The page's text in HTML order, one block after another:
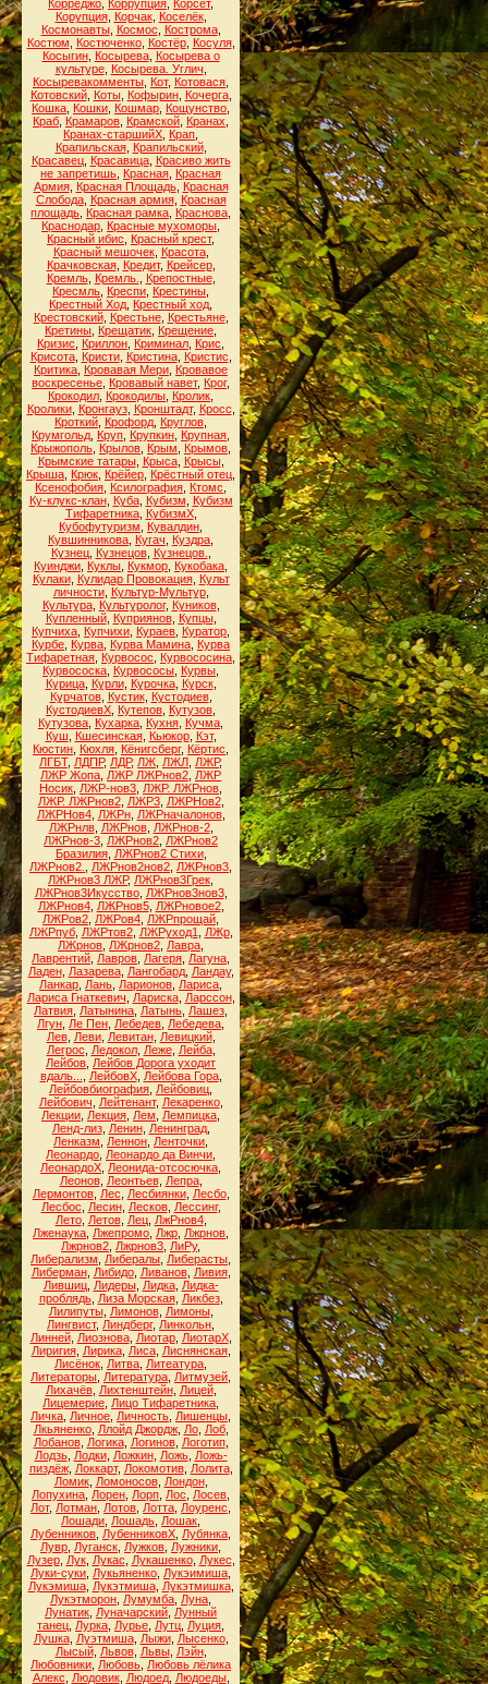
Корреджо Коррупция Корсет,
Корупция, Корчак, Коселёк,
Космонавты, Космос Кострома,
Костюм
Костюченко, Костёр, Косуля,
Косыгин, Косырева, Косырева о
культуре, Косырева. Углич
Косыревакомменты Кот, Котовася
Котовский, Коты, Кофырин, Кочерга,
Кошка Кошки Кошмар Кощунство
Краб Крамаров Крамской Кранах
Кранах-старшийХ Крап
Крапильская, Крапильский,
Красавец, Красавица, Красиво жить
не запретишь Красная Красная
Армия, Красная Площадь, Красная
Слобода, Красная армия, Красная
площадь Красная рамка Краснова
Краснодар Красные мухоморы
Красный ибис
Красный крест,
Красный мешочек, Красота,
Крачковская, Кредит, Крейсер,
Кремль, Кремль. Крепостные,
Кресмль Креспи Крестины
Крестный Ход Крестный ход
Крестовский, Крестьне, Крестьяне,
Кретины Крещатик Крещение
Кризис
Криллон Криминал Крис
Крисота, Кристи, Кристина, Кристис
Критика Кровавая Мери Кровавое
воскресенье Кровавый навет, Крог,
Крокодил Крокодилы Кролик
Кролики, Кронгауз, Кронштадт, Кросс
Кроткий Крофорд Круглов
Крумгольд Круп Крупкин Крупная
Крыжополь Крылов Крым Крымов
Крымские татары, Крыса, Крысы,
Крыша Крюк Крёйер Крёстный отец
Ксенофобия Ксилография Ктомс
Ку-клукс-клан, Куба, Кубизм
Кубизм
Тифаретника, КубизмХ,
Кубофутуризм
Кувалдин
Кувшинникова Кугач Куздра
Кузнец, Кузнецов, Кузнецов.
Куинджи Куклы Кукмор Кукобака
Кулаки, Кулидар Провокация, Культ
личности, Культур-Мультур,
Культура, Культуролог, Куников,
Купленный, Куприянов, Купцы,
Купчиха Купчихи Кураев Куратор
Курбе Курва Курва Мамина Курва
Тифаретная Курвосос Курвососина
Курвососка Курвососы Курвы
Курица, Курли, Курочка, Курск,
Курчатов, Кустик, Кустодиев,
КустодиевХ Кутепов Кутузов
Кутузова Кухарка Кухня Кучма
Куш
Кшесинская, Кьюкор, Кэт,
Кюстин Кюхля Кёнигсберг, Кёртис
ЛГБТ, ЛДПР, ЛДР, ЛЖ ЛЖЛ ЛЖР,
ЛЖР Жопа ЛЖР ЛЖРнов2 ЛЖР
Носик ЛЖР-нов3 ЛЖР. ЛЖРнов
ЛЖР. ЛЖРнов2, ЛЖР3, ЛЖРНов2,
ЛЖРНов4, ЛЖРн, ЛЖРначалонов,
ЛЖРнлв, ЛЖРнов, ЛЖРнов-2,
ЛЖРнов-3 ЛЖРнов2 ЛЖРнов2
Бразилия, ЛЖРнов2 Стихи,
ЛЖРнов2.
ЛЖРнов2нов2 ЛЖРнов3
ЛЖРнов3 ЛЖР, ЛЖРнов3Грек
ЛЖРнов3Икусство, ЛЖРнов3нов3,
ЛЖРнов4, ЛЖРнов5, ЛЖРновое2,
ЛЖРов2 ЛЖРов4 ЛЖРпрощай
ЛЖРпуб, ЛЖРтов2, ЛЖРуход1 ЛЖр,
ЛЖрнов ЛЖрнов2 Лавра
Лаврентий Лавров Лагеря Лагуна
Ладен, Лазарева, Лангобард, Ландау,
Ланкар Лань Ларионов Лариса
Лариса Гнаткевич
Лариска, Ларссон,
Латвия Латынина Латынь Лашез
Лгун Ле Пен Лебедев Лебедева
Лев, Леви, Левитан, Левицкий,
Легрос
Ледокол, Леже, Лейба,
Лейбов Лейбов Дорога уходит
вдаль...
ЛейбовХ, Лейбова Гора,
Лейбовбиография Лейбовиц
Лейбович
Лейтенант, Лекаренко,
Лекции Лекция Лем Лемпицка
Ленд-лиз, Ленин, Ленинград,
Ленказм
Леннон Ленточки
Леонардо Леонардо да Винчи
ЛеонардоХ Леонида-отсосючка
Леонов, Леонтьев, Лепра,
Лермонтов, Лес Лесбиянки, Лесбо,
Лесбос
Лесин, Лесков, Лессинг,
Лето, Летов, Лец, ЛжРнов4,
Лженаука Лжепромо Лжр Лжрнов
Лжрнов2 Лжрнов3 ЛиРу,
Либерализм
Либералы Либерасты
Либерман, Либидо, Ливанов, Ливия,
Лившиц, Лидеры, Лидка, Лидка-
проблядь, Лиза Морская, Ликбез,
Лилипуты, Лимонов, Лимоны,
Лингвист, Линдберг, Линкольн
Линней, Лиознова, Лиотар, ЛиотарХ,
Лиригия, Лирика, Лиса, Лиснянская,
Лисёнок Литва Литеатура
Литераторы Литература Литмузей
Лихачёв, Лихтенштейн, Лицей,
Лицемерие Лицо Тифаретника
Личка Личное Личность Лишенцы
Лкьяненко, Ллойд Джордж, Ло, Лоб,
Лобанов, Логика, Логинов, Логотип,
Лодзь, Лодки, Ложкин, Ложь, Ложь-
пиздёж, Локкарт, Локомотив, Лолита,
Ломик, Ломоносов, Лондон,
Лопухина Лорен Лорп Лос Лосев
Лот, Лотман Лотов Лотта Лоуренс
Лошади Лошадь Лошак
Лубенников ЛубенниковХ Лубянка
Лувр Луганск Лужков Лужники
Лузер, Лук, Лукас Лукашенко, Лукес
Луки-суки Лукьяненко Лукэимиша
Лукэмиша, Лукэтмиша, Лукэтмишка,
Лукэтморон Лумумба Луна
Лунатик Луначарский Лунный
танец Лурка Лурье Лутц Луция
Лушка, Луэтмиша, Лыжи, Лысенко,
Лысый, Львов, Львы, Лэйн,
Любовники Любовь Любовь лёлика
Алекс
Людовик, Людоед, Людоеды,